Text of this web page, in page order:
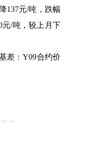
137元/吨，跌幅
元/吨，较上月下
差：Y09合约价